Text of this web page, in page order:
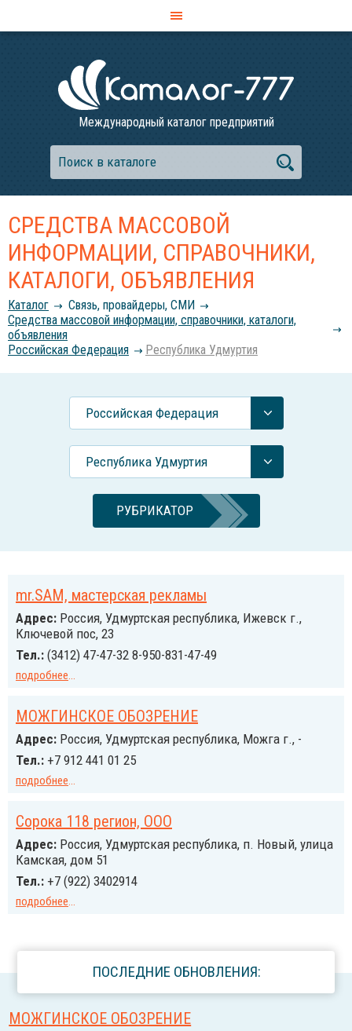
Международный каталог предприятий
СРЕДСТВА МАССОВОЙ
ИНФОРМАЦИИ, СПРАВОЧНИКИ,
КАТАЛОГИ, ОБЪЯВЛЕНИЯ
Каталог
Связь, провайдеры, СМИ
Средства массовой информации, справочники, каталоги,
объявления
Российcкая Федерация
Республика Удмуртия
Российcкая Федерация
Республика Удмуртия
РУБРИКАТОР
mr.SAM, мастерская рекламы
Адрес: Россия, Удмуртская республика, Ижевск г.,
Ключевой пос, 23
Тел.: (3412) 47-47-32 8-950-831-47-49
подробнее...
МОЖГИНСКОЕ ОБОЗРЕНИЕ
Адрес: Россия, Удмуртская республика, Можга г., -
Тел.: +7 912 441 01 25
подробнее...
Сорока 118 регион, ООО
Адрес: Россия, Удмуртская республика, п. Новый, улица
Камская, дом 51
Тел.: +7 (922) 3402914
подробнее...
ПОСЛЕДНИЕ ОБНОВЛЕНИЯ:
МОЖГИНСКОЕ ОБОЗРЕНИЕ